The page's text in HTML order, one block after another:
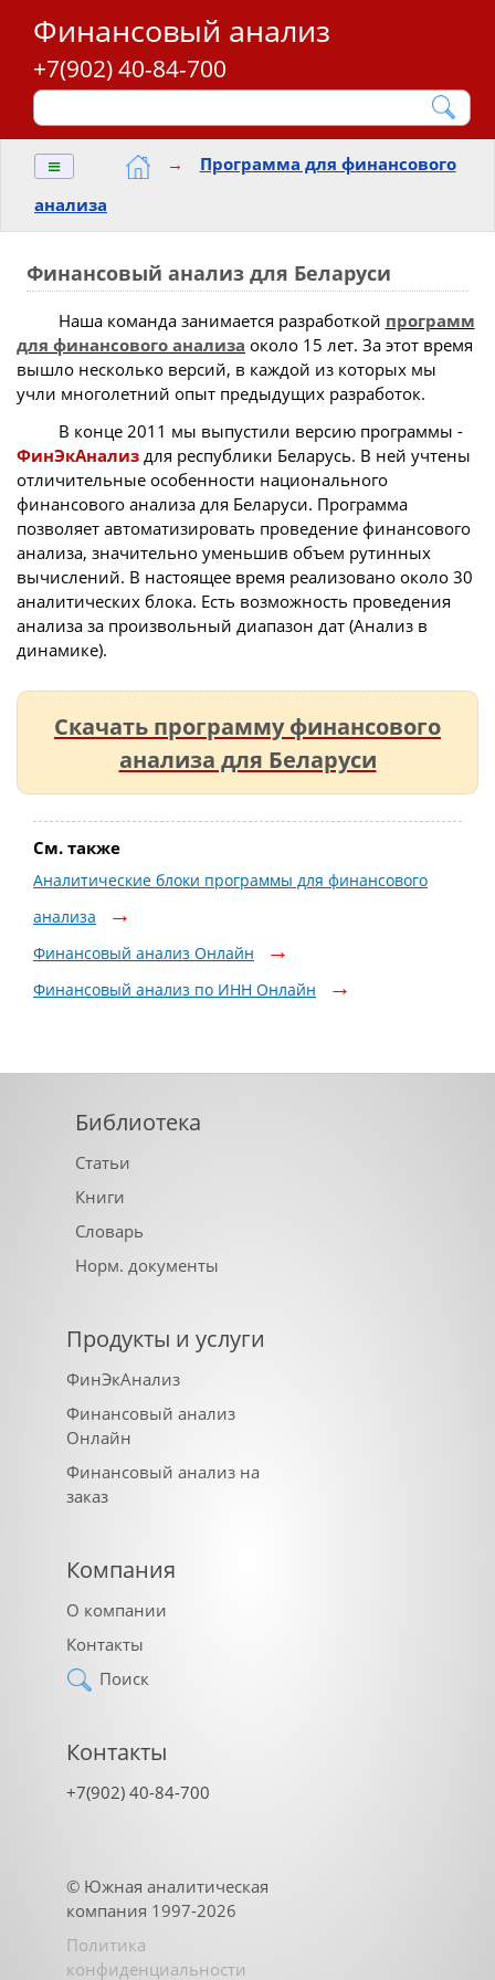
Финансовый анализ
+7(902) 40-84-700
≡ →
Программа для финансового
анализа
Финансовый анализ для Беларуси
Наша команда занимается разработкой программ
для финансового анализа около 15 лет. За этот время
вышло несколько версий, в каждой из которых мы
учли многолетний опыт предыдущих разработок.
В конце 2011 мы выпустили версию программы -
ФинЭкАнализ для республики Беларусь. В ней учтены
отличительные особенности национального
финансового анализа для Беларуси. Программа
позволяет автоматизировать проведение финансового
анализа, значительно уменьшив объем рутинных
вычислений. В настоящее время реализовано около 30
аналитических блока. Есть возможность проведения
анализа за произвольный диапазон дат (Анализ в
динамике).
Скачать программу финансового
анализа для Беларуси
См. также
Аналитические блоки программы для финансового
анализа
Финансовый анализ Онлайн
Финансовый анализ по ИНН Онлайн
Библиотека
Статьи
Книги
Словарь
Норм. документы
Продукты и услуги
ФинЭкАнализ
Финансовый анализ
Онлайн
Финансовый анализ на
заказ
Компания
О компании
Контакты
Поиск
Контакты
+7(902) 40-84-700
© Южная аналитическая
компания 1997-2026
Политика
конфиденциальности